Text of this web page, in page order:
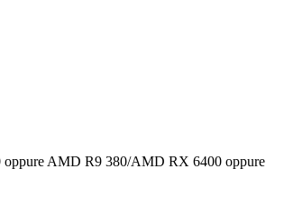
AMD R9 380/AMD RX 6400 oppure